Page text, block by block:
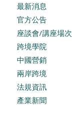
最新消息
官方公告
座談會/講座場次
跨境學院
中國營銷
兩岸跨境
法規資訊
產業新聞